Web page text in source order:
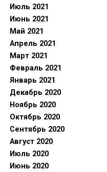
Июль 2021
Июнь 2021
Май 2021
Апрель 2021
Март 2021
Февраль 2021
Январь 2021
Декабрь 2020
Ноябрь 2020
Октябрь 2020
Сентябрь 2020
Август 2020
Июль 2020
Июнь 2020